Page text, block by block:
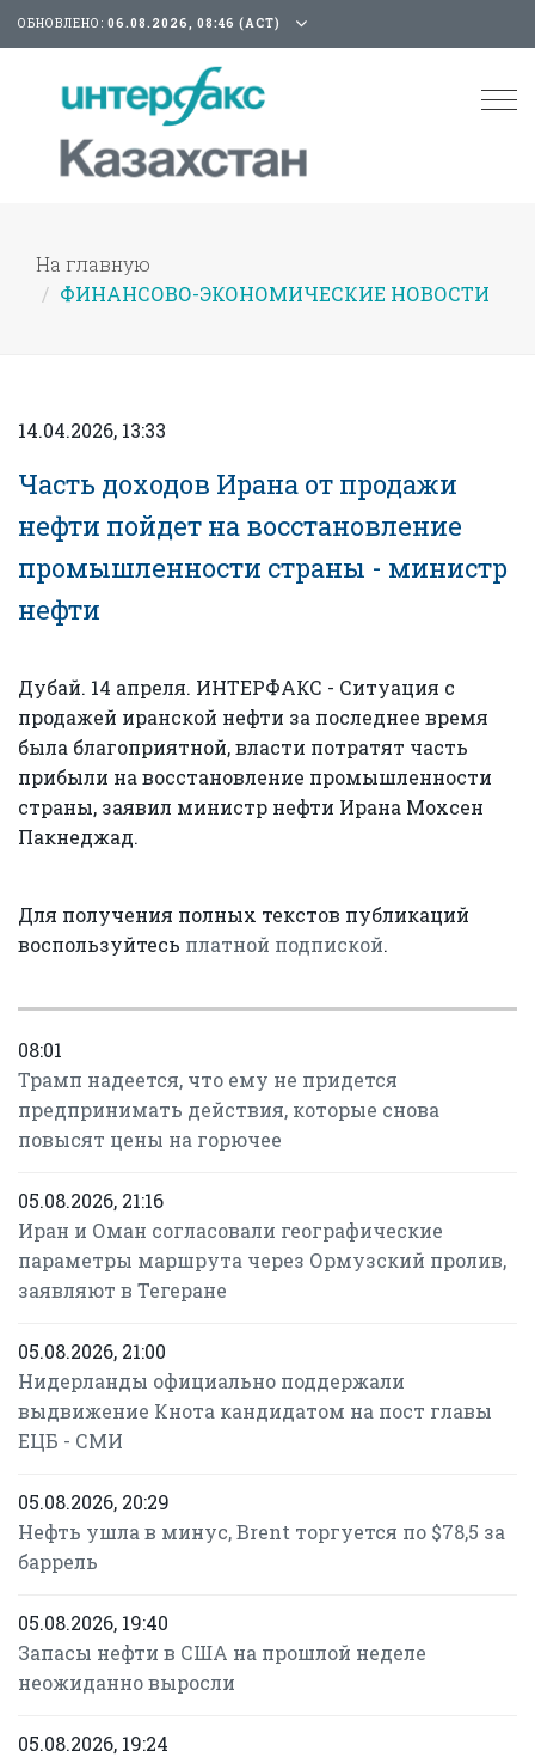
ОБНОВЛЕНО: 06.08.2026, 08:46 (АСТ)
На главную
ФИНАНСОВО-ЭКОНОМИЧЕСКИЕ НОВОСТИ
14.04.2026, 13:33
Часть доходов Ирана от продажи
нефти пойдет на восстановление
промышленности страны - министр
нефти
Дубай. 14 апреля. ИНТЕРФАКС - Ситуация с
продажей иранской нефти за последнее время
была благоприятной, власти потратят часть
прибыли на восстановление промышленности
страны, заявил министр нефти Ирана Мохсен
Пакнеджад.
Для получения полных текстов публикаций
воспользуйтесь платной подпиской.
08:01
Трамп надеется, что ему не придется
предпринимать действия, которые снова
повысят цены на горючее
05.08.2026, 21:16
Иран и Оман согласовали географические
параметры маршрута через Ормузский пролив,
заявляют в Тегеране
05.08.2026, 21:00
Нидерланды официально поддержали
выдвижение Кнота кандидатом на пост главы
ЕЦБ - СМИ
05.08.2026, 20:29
Нефть ушла в минус, Brent торгуется по $78,5 за
баррель
05.08.2026, 19:40
Запасы нефти в США на прошлой неделе
неожиданно выросли
05.08.2026, 19:24